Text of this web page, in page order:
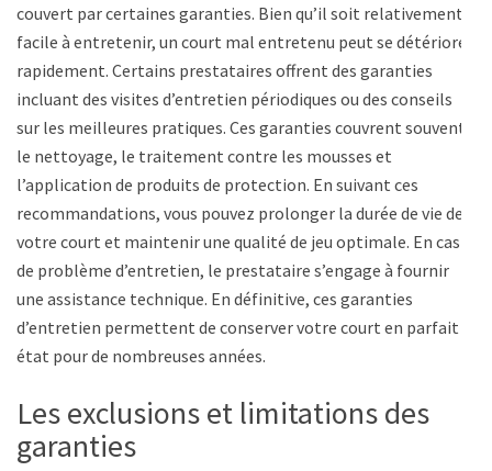
couvert par certaines garanties. Bien qu’il soit relativement
facile à entretenir, un court mal entretenu peut se détériorer
rapidement. Certains prestataires offrent des garanties
incluant des visites d’entretien périodiques ou des conseils
sur les meilleures pratiques. Ces garanties couvrent souvent
le nettoyage, le traitement contre les mousses et
l’application de produits de protection. En suivant ces
recommandations, vous pouvez prolonger la durée de vie de
votre court et maintenir une qualité de jeu optimale. En cas
de problème d’entretien, le prestataire s’engage à fournir
une assistance technique. En définitive, ces garanties
d’entretien permettent de conserver votre court en parfait
état pour de nombreuses années.
Les exclusions et limitations des
garanties